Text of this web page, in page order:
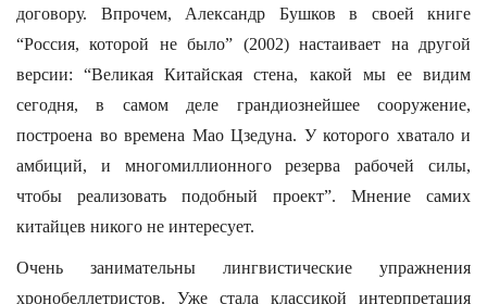
договору. Впрочем, Александр Бушков в своей книге
“Россия, которой не было” (2002) настаивает на другой
версии: “Великая Китайская стена, какой мы ее видим
сегодня, в самом деле грандиознейшее сооружение,
построена во времена Мао Цзедуна. У которого хватало и
амбиций, и многомиллионного резерва рабочей силы,
чтобы реализовать подобный проект”. Мнение самих
китайцев никого не интересует.
Очень занимательны лингвистические упражнения
хронобеллетристов. Уже стала классикой интерпретация